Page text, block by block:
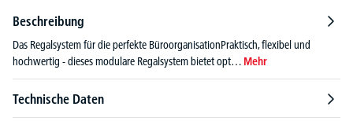
Beschreibung
Das Regalsystem für die perfekte BüroorganisationPraktisch, flexibel und
hochwertig - dieses modulare Regalsystem bietet opt… Mehr
Technische Daten